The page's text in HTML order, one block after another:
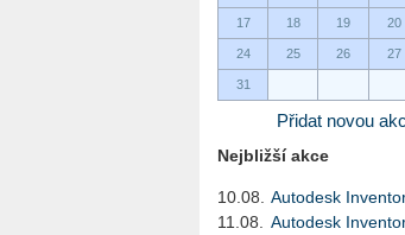
17 18 19 20
24 25 26 27
31
Přidat novou
Nejbližší akce
10.08.
Autodesk
11.08.
Autodesk